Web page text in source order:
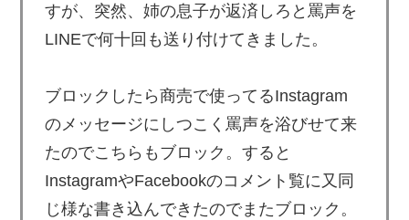
すが、突然、姉の息子が返済しろと罵声を
LINEで何十回も送り付けてきました。
ブロックしたら商売で使ってるInstagram
のメッセージにしつこく罵声を浴びせて来
たのでこちらもブロック。すると
InstagramやFacebookのコメント覧に又同
じ様な書き込んできたのでまたブロック。